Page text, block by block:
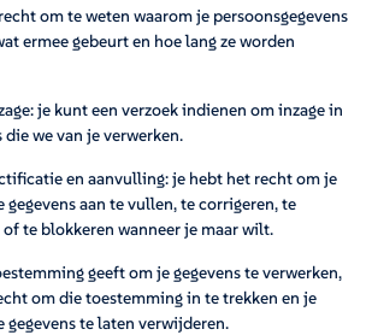
om te weten waarom je persoonsgegevens
ermee gebeurt en hoe lang ze worden
je kunt een verzoek indienen om inzage in
die we van je verwerken.
en aanvulling: je hebt het recht om je
gegevens aan te vullen, te corrigeren, te
te blokkeren wanneer je maar wilt.
geeft om je gegevens te verwerken,
om die toestemming in te trekken en je
gegevens te laten verwijderen.